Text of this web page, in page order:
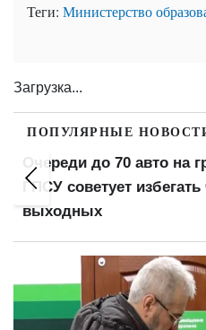
Теги: Министерство
Загрузка...
ПОПУЛЯРНЫЕ
Очереди до 70 авто на
ГПСУ советует
выходных